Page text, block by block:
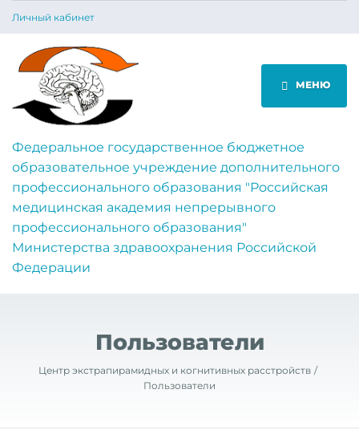
Личный кабинет
МЕНЮ
Федеральное государственное бюджетное
образовательное учреждение дополнительного
профессионального образования "Российская
медицинская академия непрерывного
профессионального образования"
Министерства здравоохранения Российской
Федерации
Пользователи
Центр экстрапирамидных и когнитивных расстройств
Пользователи